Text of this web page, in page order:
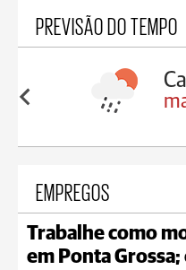
PREVISÃO DO TEMPO
18°C
EMPREGOS
Trabalhe como
em Ponta Grossa;